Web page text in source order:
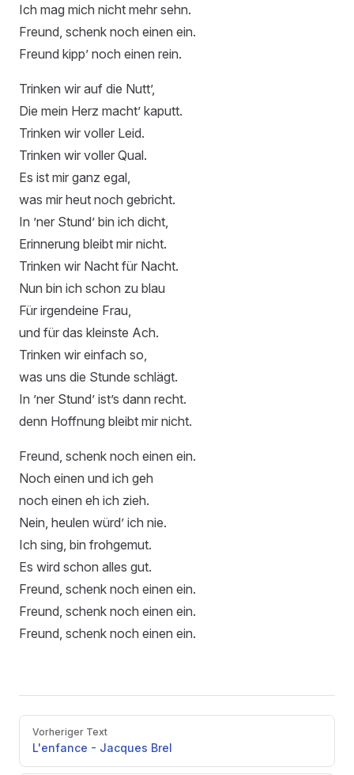
Ich mag mich nicht mehr sehn.
Freund, schenk noch einen ein.
Freund kipp’ noch einen rein.
Trinken wir auf die Nutt’,
Die mein Herz macht’ kaputt.
Trinken wir voller Leid.
Trinken wir voller Qual.
Es ist mir ganz egal,
was mir heut noch gebricht.
In ’ner Stund’ bin ich dicht,
Erinnerung bleibt mir nicht.
Trinken wir Nacht für Nacht.
Nun bin ich schon zu blau
Für irgendeine Frau,
und für das kleinste Ach.
Trinken wir einfach so,
was uns die Stunde schlägt.
In ’ner Stund’ ist’s dann recht.
denn Hoffnung bleibt mir nicht.
Freund, schenk noch einen ein.
Noch einen und ich geh
noch einen eh ich zieh.
Nein, heulen würd’ ich nie.
Ich sing, bin frohgemut.
Es wird schon alles gut.
Freund, schenk noch einen ein.
Freund, schenk noch einen ein.
Freund, schenk noch einen ein.
PagerVorheriger Text
L'enfance - Jacques Brel